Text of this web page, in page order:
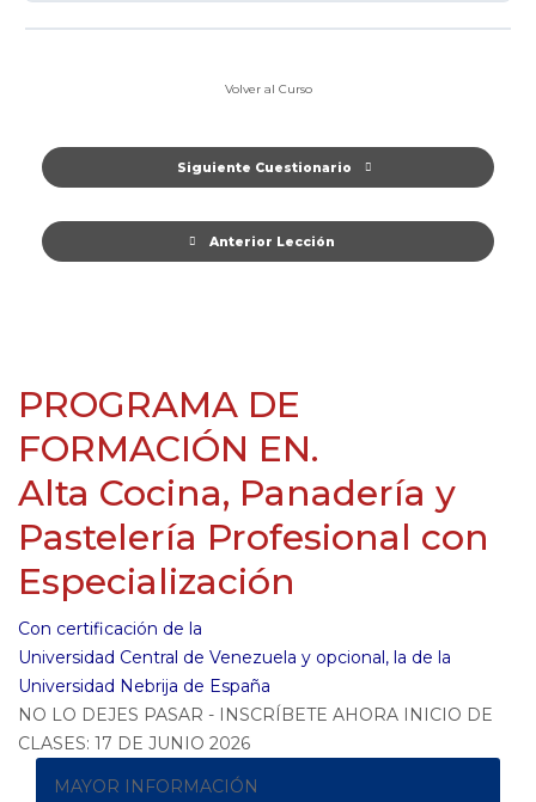
Anterior Lección
Volver al Curso
Siguiente Cuestionario
PROGRAMA DE
FORMACIÓN EN.
Alta Cocina, Panadería y
Pastelería Profesional con
Especialización
Con certificación de la
Universidad Central de Venezuela y opcional, la de la
Universidad Nebrija de España
NO LO DEJES PASAR - INSCRÍBETE AHORA INICIO DE
CLASES: 17 DE JUNIO 2026
MAYOR INFORMACIÓN